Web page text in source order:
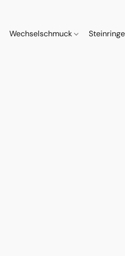
Wechselschmuck Steinringe